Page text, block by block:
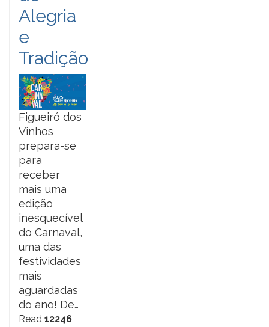
Alegria
e
Tradição
Figueiró dos
Vinhos
prepara-se
para
receber
mais uma
edição
inesquecível
do Carnaval,
uma das
festividades
mais
aguardadas
do ano! De…
Read 12246